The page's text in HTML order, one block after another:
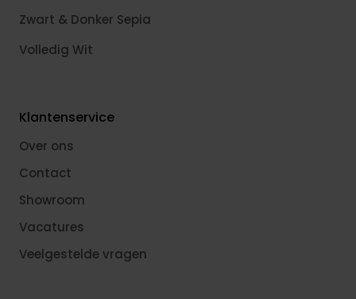
Zwart & Donker Sepia
Volledig Wit
Klantenservice
Over ons
Contact
Showroom
Vacatures
Veelgestelde vragen